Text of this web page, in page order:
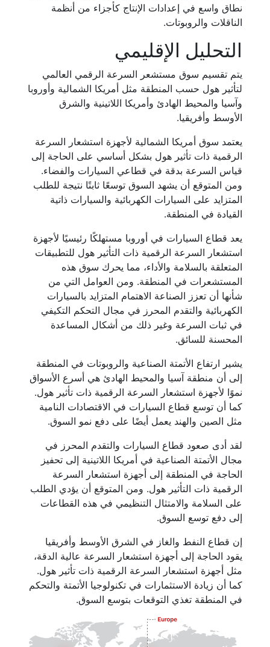
نطاق واسع في إعدادات الإنتاج كأجزاء من أنظمة
الناقلات والروبوتات.
التحليل الإقليمي
يتم تقسيم سوق مستشعر السرعة الرقمي العالمي
لتأثير هول حسب المنطقة مثل أمريكا الشمالية وأوروبا
وآسيا والمحيط الهادئ وأمريكا اللاتينية والشرق
الأوسط وأفريقيا.
يعتمد سوق أمريكا الشمالية لأجهزة استشعار السرعة
الرقمية ذات تأثير هول بشكل أساسي على الحاجة إلى
قياس السرعة بدقة في قطاعي السيارات والفضاء.
ومن المتوقع أن يشهد السوق توسعًا ثابتًا نتيجة للطلب
المتزايد على السيارات الكهربائية والسيارات ذاتية
القيادة في المنطقة.
يعد قطاع السيارات في أوروبا مستهلكًا رئيسيًا لأجهزة
استشعار السرعة الرقمية ذات التأثير هول للتطبيقات
المتعلقة بالسلامة والأداء، مما يحرك سوق هذه
المستشعرات في المنطقة. ومن العوامل التي من
شأنها أن تعزز الصناعة الاهتمام المتزايد بالسيارات
الكهربائية والتقدم المحرز في مجال التحكم التكيفي
في ثبات السرعة وغير ذلك من أشكال المساعدة
المحسنة للسائق.
يشير ارتفاع الأتمتة الصناعية والروبوتات في المنطقة
إلى أن منطقة آسيا والمحيط الهادئ هي أسرع الأسواق
نموًا لأجهزة استشعار السرعة الرقمية ذات تأثير هول.
كما أن توسع قطاع السيارات في الاقتصادات النامية
مثل الصين والهند يعمل أيضًا على دفع نمو السوق.
لقد أدى صعود قطاع السيارات والتقدم المحرز في
مجال الأتمتة الصناعية في أمريكا اللاتينية إلى تحفيز
الحاجة في المنطقة إلى أجهزة استشعار السرعة
الرقمية ذات التأثير هول. ومن المتوقع أن يؤدي الطلب
على السلامة والامتثال التنظيمي في هذه القطاعات
إلى دفع توسع السوق.
إن قطاع النفط والغاز في الشرق الأوسط وأفريقيا
يقود الحاجة إلى أجهزة استشعار السرعة عالية الدقة،
مثل أجهزة استشعار السرعة الرقمية ذات تأثير هول.
كما أن زيادة الاستثمارات في تكنولوجيا الأتمتة والتحكم
في المنطقة تغذي التوقعات بتوسع السوق.